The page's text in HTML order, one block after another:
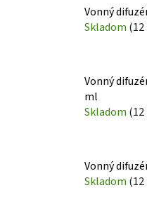
Vonný
Skladom (12
Vonný
ml
Skladom (12
Vonný
Skladom (12